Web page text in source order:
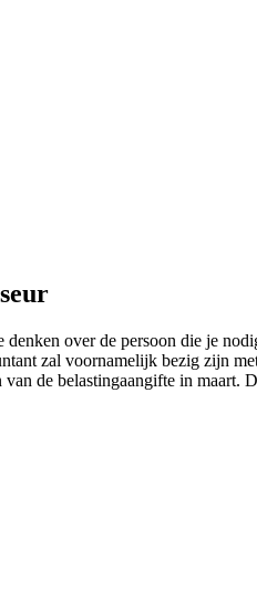
over de persoon die je
zal voornamelijk bezig zijn
de belastingaangifte in maart.